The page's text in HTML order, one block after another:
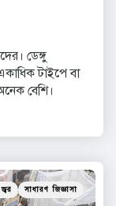
ডেঙ্গু
টাইপে বা
বেশি।
সাধারণ জিজ্ঞাসা